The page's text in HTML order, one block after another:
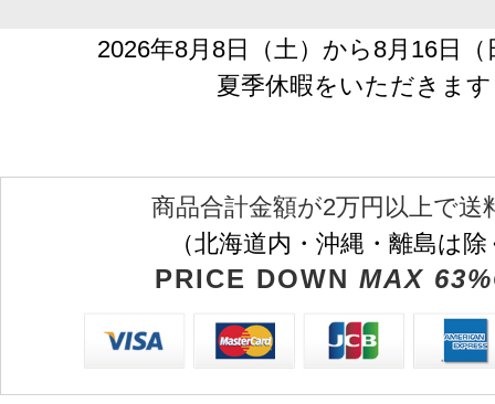
2026年8月8日（土）から8月16日
夏季休暇をいただきます
商品合計金額が2万円以上で送
（北海道内・沖縄・離島は
PRICE DOWN MAX